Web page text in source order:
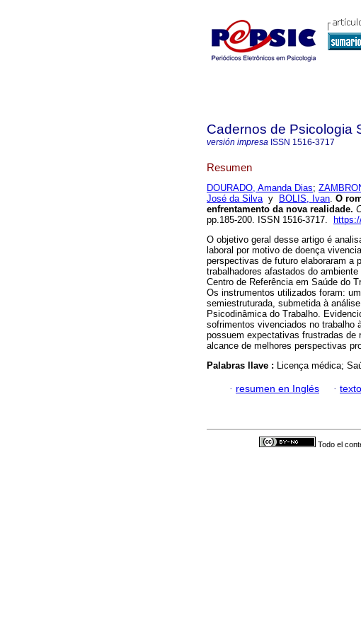
Cadernos de Psicologia
versión impresa ISSN 1516-3717
Resumen
DOURADO, Amanda Dias;
José da Silvay BOLIS, Ivan. O
enfrentamento da nova realidade.
pp.185-200. ISSN 1516-3717.
O objetivo geral desse artigo é
laboral por motivo de doença
perspectivas de futuro elaboraram a
trabalhadores afastados do
Centro de Referência em Saúde do
Os instrumentos utilizados foram:
semiestruturada, submetida à
Psicodinâmica do Trabalho.
sofrimentos vivenciados no trabalho
possuem expectativas frustradas de
alcance de melhores perspectivas
Palabras llave : Licença médica;
· resumen en Inglés ·
Todo el